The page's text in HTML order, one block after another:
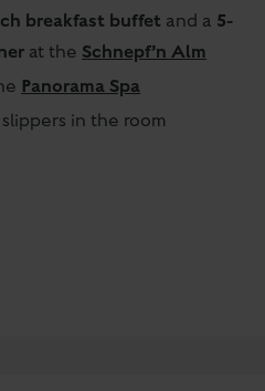
breakfast buffet and a 5-
at the Schnepf’n Alm
Panorama Spa
in the room